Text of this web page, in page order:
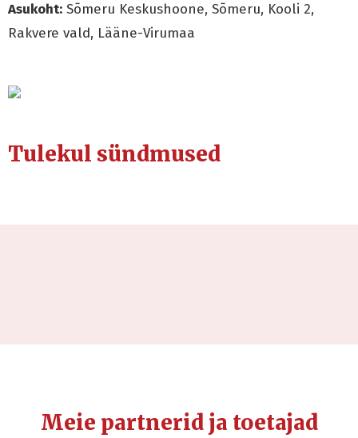
Asukoht: Sõmeru Keskushoone, Sõmeru, Kooli 2,
Rakvere vald, Lääne-Virumaa
Tulekul sündmused
Meie partnerid ja toetajad